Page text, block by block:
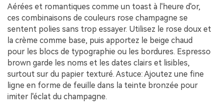
Aérées et romantiques comme un toast à l'heure d'or,
ces combinaisons de couleurs rose champagne se
sentent polies sans trop essayer. Utilisez le rose doux et
la crème comme base, puis apportez le beige chaud
pour les blocs de typographie ou les bordures. Espresso
brown garde les noms et les dates clairs et lisibles,
surtout sur du papier texturé. Astuce: Ajoutez une fine
ligne en forme de feuille dans la teinte bronzée pour
imiter l'éclat du champagne.